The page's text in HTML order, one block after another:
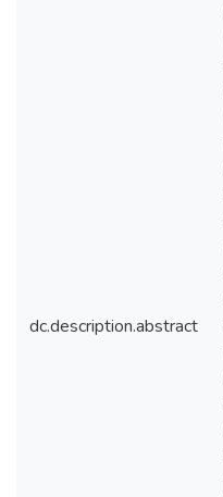
dc.description.abstract